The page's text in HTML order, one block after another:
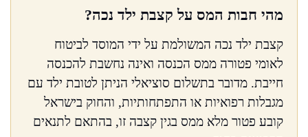
מהי חבות המס על קצבת ילד נכה?
קצבת ילד נכה המשולמת על ידי המוסד לביטוח
לאומי פטורה ממס הכנסה ואינה נחשבת להכנסה
חייבת. מדובר בתשלום סוציאלי הניתן לטובת ילד עם
מגבלות רפואיות או התפתחותיות, והחוק בישראל
קובע פטור מלא ממס בגין קצבה זו, בהתאם לתנאים